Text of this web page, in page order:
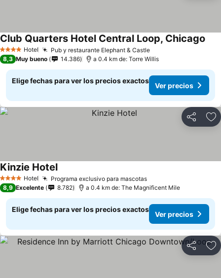
4 EstrellasHotel Pub y restaurante Elephant & Castle
Club Quarters Hotel Central Loop, Chicago
8,3 Muy bueno 14.386 a 0.4 km de: Torre Willis
Elige fechas para ver los precios exactos
Ver precios
Compartir
4 EstrellasHotel Programa exclusivo para mascotas
Kinzie Hotel
8,9 Excelente 8.782 a 0.4 km de: The Magnificent Mile
Elige fechas para ver los precios exactos
Ver precios
Compartir